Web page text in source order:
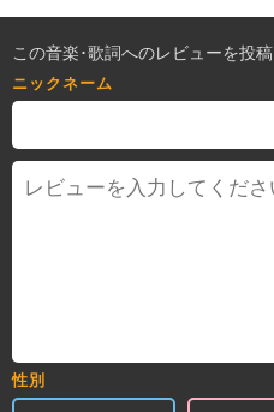
この音楽･歌詞へのレビューを投稿
ニックネーム
性別